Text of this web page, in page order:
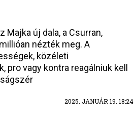
Majka új dala, a Csurran,
nézték meg. A
közéleti
vagy kontra reagálniuk kell
2025. JANUÁR 19. 18:24